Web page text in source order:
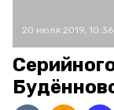
20 июля 2019, 10:36